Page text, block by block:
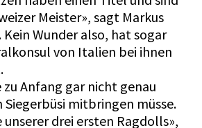
Meister», sagt Markus
Wunder also, hat sogar
von Italien bei ihnen
Anfang gar nicht genau
Siegerbüsi mitbringen müsse.
unserer drei ersten Ragdolls»,